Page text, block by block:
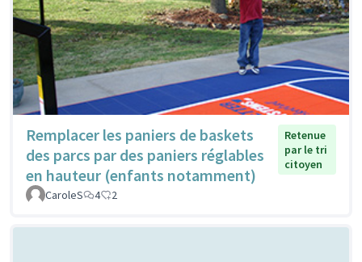
Remplacer les paniers de baskets
des parcs par des paniers réglables
en hauteur (enfants notamment)
Retenue
par le tri
citoyen
CaroleS 4 2